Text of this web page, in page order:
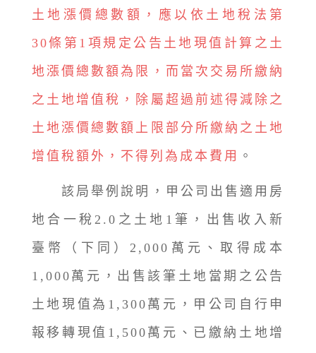
土地漲價總數額，應以依土地稅法第
30條第1項規定公告土地現值計算之土
地漲價總數額為限，而當次交易所繳納
之土地增值稅，除屬超過前述得減除之
土地漲價總數額上限部分所繳納之土地
增值稅額外，不得列為成本費用 。
該局舉例說明，甲公司出售適用房
地合一稅2.0之土地1筆，出售收入新
臺幣（下同）2,000萬元、取得成本
1,000萬元，出售該筆土地當期之公告
土地現值為1,300萬元，甲公司自行申
報移轉現值1,500萬元、已繳納土地增